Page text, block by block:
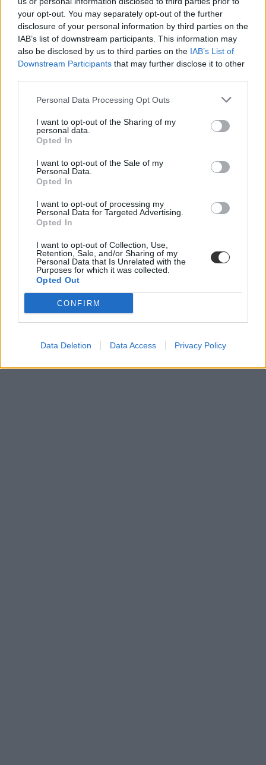
your opt-out. You may separately opt-out of the further
disclosure of your personal information by third parties on the
IAB’s list of downstream participants. This information may
also be disclosed by us to third parties on the IAB’s List of
Downstream Participants that may further disclose it to other
Personal Data Processing Opt Outs
I want to opt-out of the Sharing of my
personal data.
Opted In
I want to opt-out of the Sale of my
Personal Data.
Opted In
I want to opt-out of processing my
Personal Data for Targeted Advertising.
Opted In
I want to opt-out of Collection, Use,
Retention, Sale, and/or Sharing of my
Personal Data that Is Unrelated with the
Purposes for which it was collected.
Opted Out
CONFIRM
Data Deletion Data Access Privacy Policy
diploma
diploma 2025